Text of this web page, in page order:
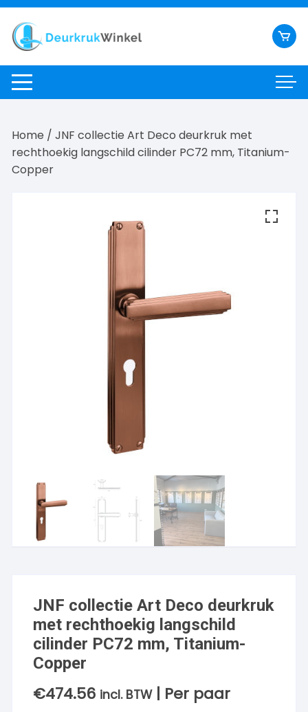
Ga
naar
inhoud
Home / JNF collectie Art Deco deurkruk met
rechthoekig langschild cilinder PC72 mm, Titanium-
Copper
JNF collectie Art Deco deurkruk
met rechthoekig langschild
cilinder PC72 mm, Titanium-
Copper
€474.56 incl. BTW | Per paar